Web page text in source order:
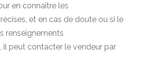
en connaître les
et en cas de doute ou si le
renseignements
il peut contacter le vendeur par